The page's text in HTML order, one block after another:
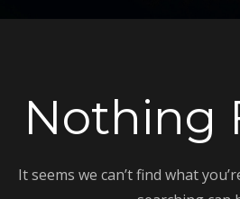
Nothing
It seems we can’t find what